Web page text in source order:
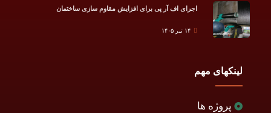
اجرای اف آر پی برای افزایش مقاوم سازی ساختمان
۱۴ تیر ۱۴۰۵
لینکهای مهم
پروژه ها